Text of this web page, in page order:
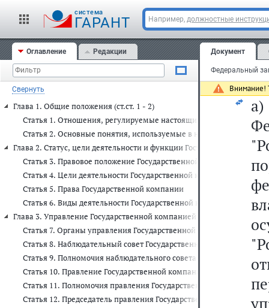
cистема
ГАРАНТ Например, должностные
Оглавление Редакции
Свернуть
Глава 1. Общие положения (ст.ст. 1 - 2)
Статья 1. Отношения, регулируемые настоящим Федеральным
Статья 2. Основные понятия, используемые в настоящем
Глава 2. Статус, цели деятельности и функции Государственной
Статья 3. Правовое положение Государственной компании
Статья 4. Цели деятельности Государственной компании
Статья 5. Права Государственной компании
Статья 6. Виды деятельности Государственной компании
Глава 3. Управление Государственной компанией и контроль за ее
Статья 7. Органы управления Государственной компании
Статья 8. Наблюдательный совет Государственной компании
Статья 9. Полномочия наблюдательного совета Государственной
Статья 10. Правление Государственной компании
Статья 11. Полномочия правления Государственной компании
Статья 12. Председатель правления Государственной компании
Документ
Внимание!